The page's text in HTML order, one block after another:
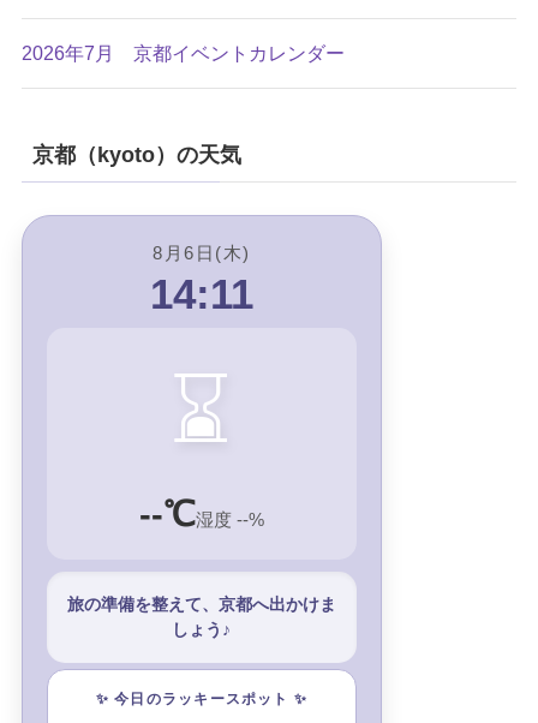
2026年7月 京都イベントカレンダー
京都（kyoto）の天気
8月6日(木)
14:11
⌛
--℃湿度 --%
旅の準備を整えて、京都へ出かけま
しょう♪
✨ 今日のラッキースポット ✨